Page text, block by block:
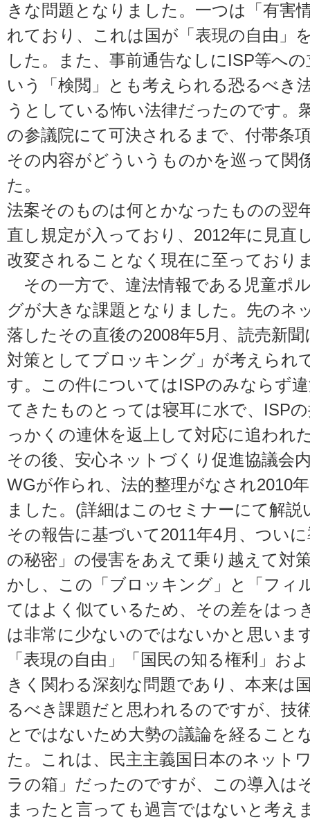
きな問題となりました。一つは「有害
れており、これは国が「表現の自由」
した。また、事前通告なしにISP等へ
いう「検閲」とも考えられる恐るべき
うとしている怖い法律だったのです。
の参議院にて可決されるまで、付帯条
その内容がどういうものかを巡って関
た。
法案そのものは何とかなったものの翌
直し規定が入っており、2012年に見直
改変されることなく現在に至っており
その一方で、違法情報である児童ポ
グが大きな課題となりました。先のネ
落したその直後の2008年5月、読売新
対策としてブロッキング」が考えられ
す。この件についてはISPのみならず
てきたものとっては寝耳に水で、ISP
っかくの連休を返上して対応に追われ
その後、安心ネットづくり促進協議会
WGが作られ、法的整理がなされ2010
ました。(詳細はこのセミナーにて解
その報告に基づいて2011年4月、つい
の秘密」の侵害をあえて乗り越えて対
かし、この「ブロッキング」と「フィ
てはよく似ているため、その差をはっ
は非常に少ないのではないかと思いま
「表現の自由」「国民の知る権利」お
きく関わる深刻な問題であり、本来は
るべき課題だと思われるのですが、技
とではないため大勢の議論を経ること
た。これは、民主主義国日本のネット
ラの箱」だったのですが、この導入は
まったと言っても過言ではないと考え